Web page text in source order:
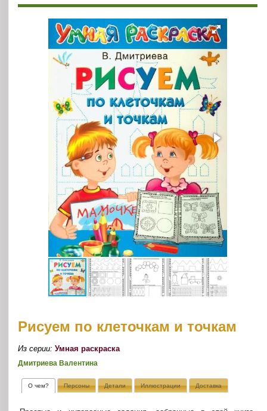
Рисуем по клеточкам и точкам
Из серии:Умная раскраска
Дмитриева Валентина
О чем? Персоны Детали Иллюстрации Доставка